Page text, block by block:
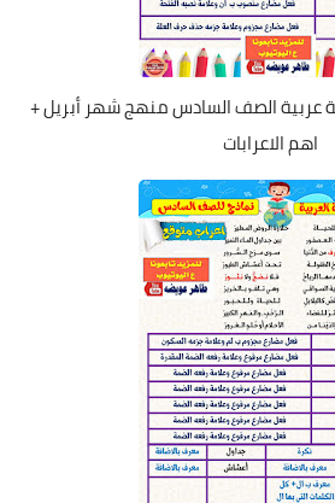
عربية الصف السادس منهج شهر أبريل +
اهم الاعرابات